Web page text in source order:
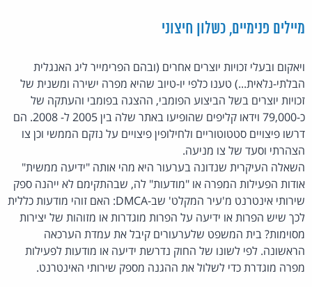
מיילים פנימיים, כשלון חיצוני
ויאקום ובעלי זכויות יוצרים אחרים (ובהם הפרימייר ליג האנגלית
הבלתי-נלאית...) טענו כלפי יו-טיוב שהיא מפרה ישירה ומשנית של
זכויות יוצרים בשל הביצוע הפומבי, ההצגה בפומבי והעתקה של
כ-79,000 וידאו קליפים שהופיעו באתר שלה בין 2005 ל- 2008. הם
דרשו פיצויים סטטוטוריים ולחילופין פיצויים על נזקם הממשי וכן צו
הצהרתי וסעד של צו מניעה.
השאלה העיקרית שנדונה בערעור היא מהי אותה "ידיעה ממשית"
אודות הפעילות המפרה או "מודעות" לה, שבהתקימם לא ייהנה ספק
שירותי אינטרנט מ'עיר המקלט' שב-DMCA: האם זוהי מודעות כללית
לכך שיש הפרות או ידיעה על הפרות מוגדרות או מזוהות של יצירות
מסוימות? בית המשפט שלערעורים קיבל את עמדת הערכאה
הראשונה. לפי לשונו של החוק נדרשת ידיעה או מודעות לפעילות
מפרה מוגדרת כדי לשלול את ההגנה מספק שירותי האינטרנט.